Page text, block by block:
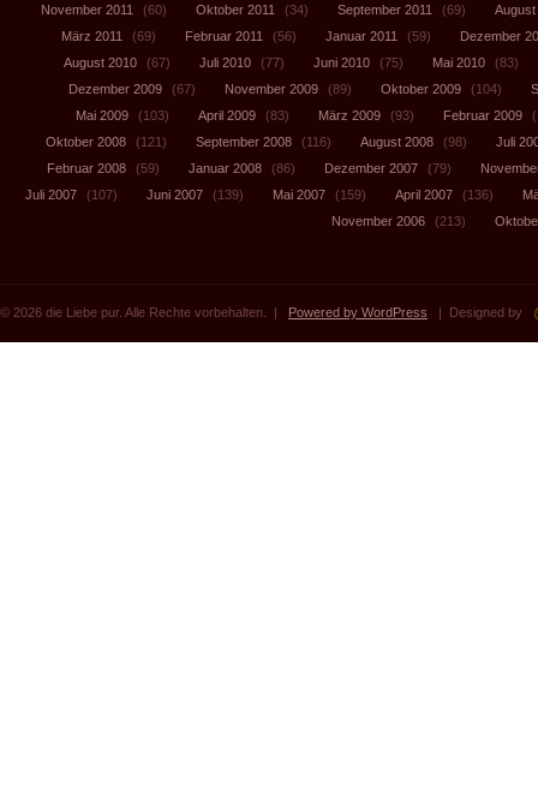
November 2011
(60) Oktober 2011 (34) September 2011 (69)
August
März 2011
(69) Februar 2011 (56) Januar 2011 (59)
Dezember
August 2010
(67) Juli 2010 (77) Juni 2010 (75) Mai 2010
(83)
Dezember 2009
(67) November 2009 (89) Oktober 2009 (104)
Mai 2009
(103) April 2009 (83) März 2009 (93) Februar 2009
Oktober 2008
(121) September 2008 (116) August 2008 (98)
Juli
Februar 2008
(59) Januar 2008 (86) Dezember 2007 (79)
Juli 2007
(107) Juni 2007 (139) Mai 2007 (159) April 2007 (136)
November 2006
(213)
© 2026 die Liebe pur. Alle Rechte vorbehalten. | Powered by WordPress | Designed by